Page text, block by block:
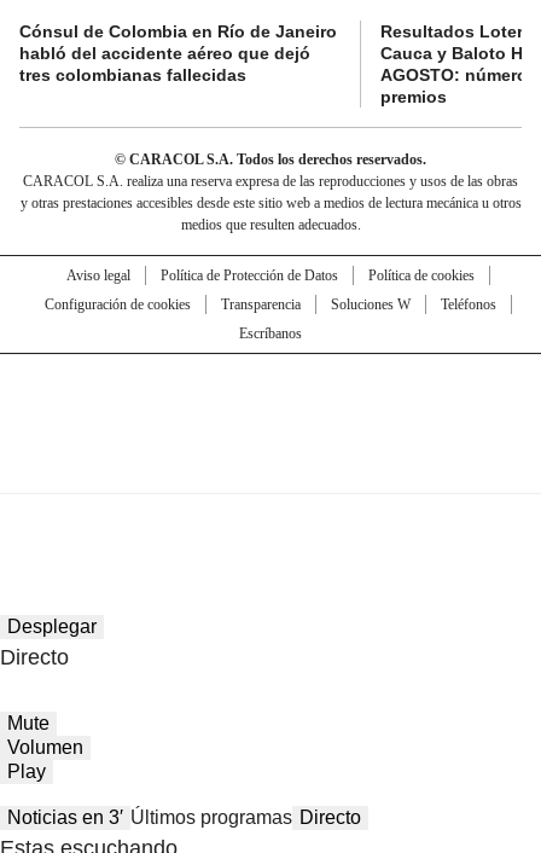
Cónsul de Colombia en Río de Janeiro
habló del accidente aéreo que dejó
tres colombianas fallecidas
Resultados
Cauca y Baloto
AGOSTO:
premios
© CARACOL S.A. Todos los derechos reservados.
CARACOL S.A. realiza una reserva expresa de las reproducciones y usos de las obras
y otras prestaciones accesibles desde este sitio web a medios de lectura mecánica u otros
medios que resulten adecuados.
Aviso legal Política de Protección de Datos
Política de cookies
Configuración de cookies
Transparencia Soluciones W
Teléfonos
Escríbanos
Desplegar
Directo
Mute
Volumen
Play
Noticias en 3′ Últimos programas Directo